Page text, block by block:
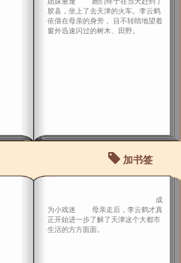
胶县，坐上了去天津的火车。李云鹤
依偎在母亲的身旁， 目不转睛地望着
窗外迅速闪过的树木、田野。
加书签
成
为小戏迷 母亲走后，李云鹤才真
正开始进一步了解了天津这个大都市
生活的方方面面。